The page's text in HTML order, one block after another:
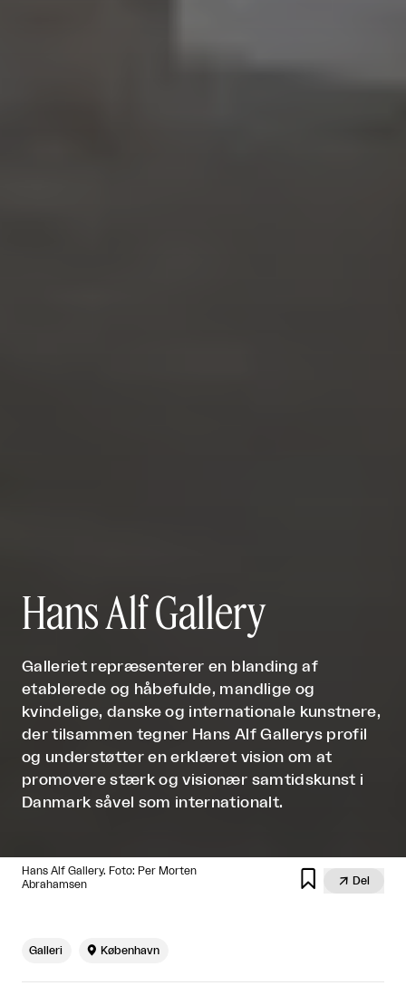
Hans Alf Gallery
Galleriet repræsenterer en blanding af
etablerede og håbefulde, mandlige og
kvindelige, danske og internationale kunstnere,
der tilsammen tegner Hans Alf Gallerys profil
og understøtter en erklæret vision om at
promovere stærk og visionær samtidskunst i
Danmark såvel som internationalt.
Hans Alf Gallery. Foto: Per Morten
Abrahamsen
  Del
Galleri  København